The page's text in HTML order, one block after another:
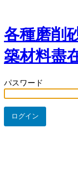
各種磨削
築材料盡
パスワード